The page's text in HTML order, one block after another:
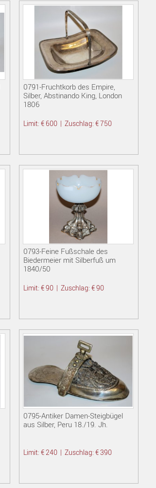
0791-Fruchtkorb des Empire,
Silber, Abstinando King, London
1806
Limit: € 600 | Zuschlag: € 750
0793-Feine Fußschale des
Biedermeier mit Silberfuß um
1840/50
Limit: € 90 | Zuschlag: € 90
0795-Antiker Damen-Steigbügel
aus Silber, Peru 18./19. Jh.
Limit: € 240 | Zuschlag: € 390